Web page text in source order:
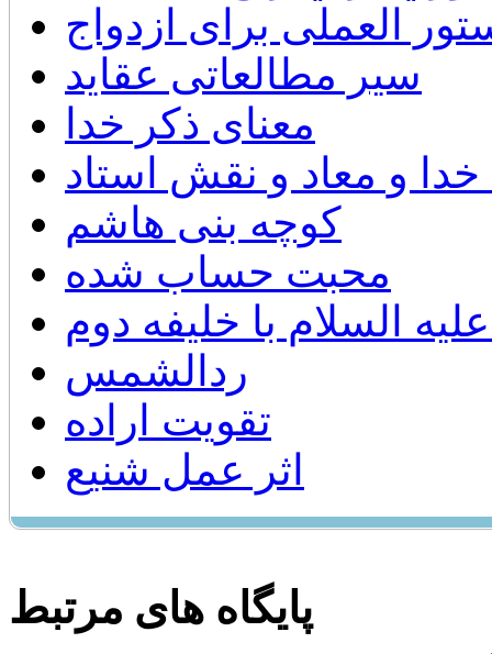
العملی برای ازدواج
سیر مطالعاتی عقايد
معنای ذکر خدا
خدا و معاد و نقش استاد
کوچه بنی هاشم
محبت حساب شده
السلام با خليفه دوم
ردالشمس
تقويت اراده
اثر عمل شنیع
پایگاه های مرتبط